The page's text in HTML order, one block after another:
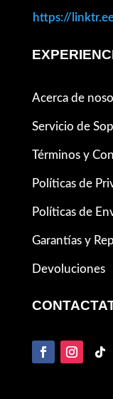
https://
Acerca de
Servicio de
Términos y
Políticas de
Políticas de
Garantías y
Devoluciones